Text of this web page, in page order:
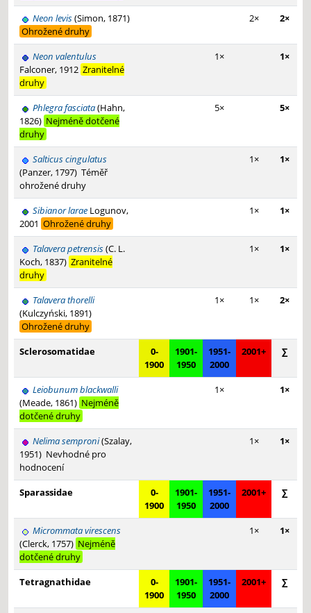
Neon levis(Simon, 1871)
Ohrožené druhy
2× 2×
Neon valentulus
Falconer, 1912 Zranitelné
druhy
1× 1×
Phlegra fasciata(Hahn,
1826) Nejméně dotčené
druhy
5× 5×
Salticus cingulatus
(Panzer, 1797) Téměř
ohrožené druhy
1× 1×
Sibianor larae Logunov,
2001 Ohrožené druhy
1× 1×
Talavera petrensis(C. L.
Koch, 1837) Zranitelné
druhy
1× 1×
Talavera thorelli
(Kulczyński, 1891)
Ohrožené druhy
1× 1× 2×
Sclerosomatidae
0-
1900
1901-
1950
1951-
2000
2001+ ∑
Leiobunum blackwalli
(Meade, 1861) Nejméně
dotčené druhy
1× 1×
Nelima semproni(Szalay,
1951) Nevhodné pro
hodnocení
1× 1×
Sparassidae
0-
1900
1901-
1950
1951-
2000
2001+ ∑
Micrommata virescens
(Clerck, 1757) Nejméně
dotčené druhy
1× 1×
Tetragnathidae
0-
1900
1901-
1950
1951-
2000
2001+ ∑